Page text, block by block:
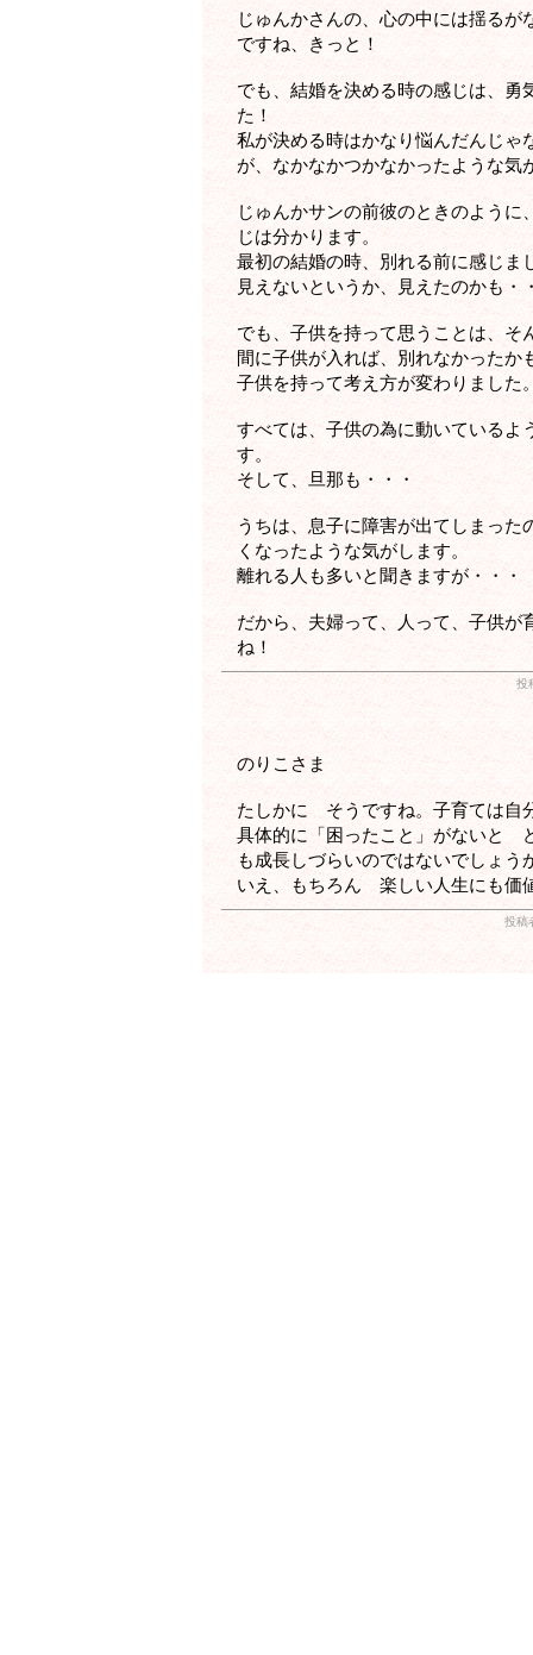
じゅんかさんの、心の中には揺るが
ですね、きっと！
でも、結婚を決める時の感じは、勇
た！
私が決める時はかなり悩んだんじゃ
が、なかなかつかなかったような気
じゅんかサンの前彼のときのように
じは分かります。
最初の結婚の時、別れる前に感じま
見えないというか、見えたのかも・
でも、子供を持って思うことは、そ
間に子供が入れば、別れなかったか
子供を持って考え方が変わりました
すべては、子供の為に動いているよ
す。
そして、旦那も・・・
うちは、息子に障害が出てしまった
くなったような気がします。
離れる人も多いと聞きますが・・・
だから、夫婦って、人って、子供が
ね！
投
のりこさま
たしかに そうですね。子育ては自
具体的に「困ったこと」がないと
も成長しづらいのではないでしょう
いえ、もちろん 楽しい人生にも価
投稿